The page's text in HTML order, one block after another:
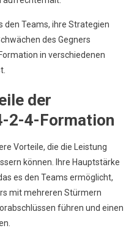
den Teams, ihre Strategien
des Gegners
in verschiedenen
der
2-4-Formation
Vorteile, die die Leistung
können. Ihre Hauptstärke
es den Teams ermöglicht,
mit mehreren Stürmern
führen und einen